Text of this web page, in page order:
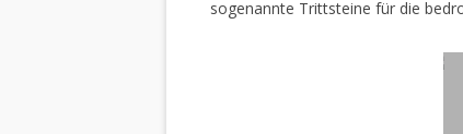
sogenannte Trittsteine für die